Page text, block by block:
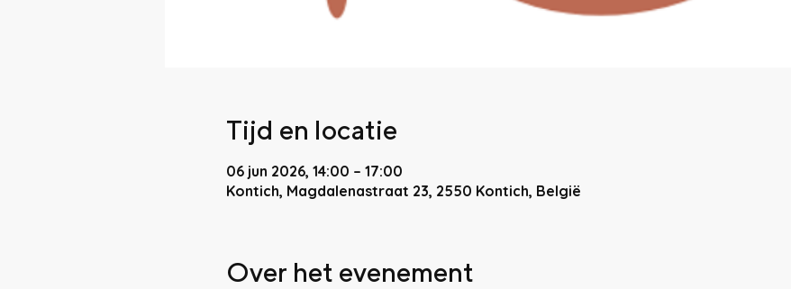
Tijd en locatie
06 jun 2026, 14:00 – 17:00
Kontich, Magdalenastraat 23, 2550 Kontich, België
Over het evenement